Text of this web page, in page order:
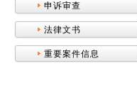
申诉审查
法律文书
重要案件信息